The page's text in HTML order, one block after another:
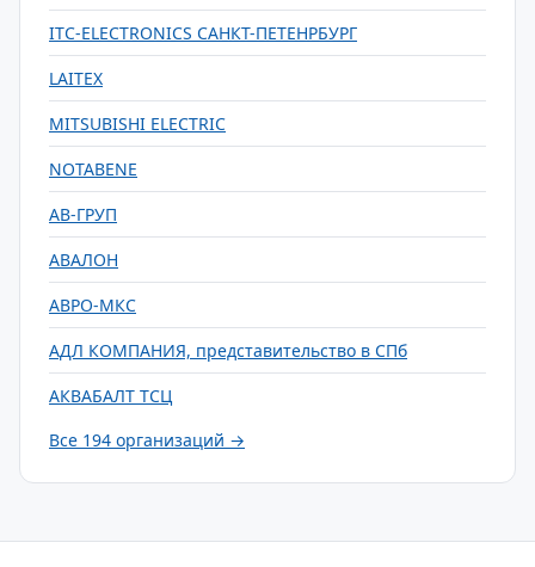
ITC-ELECTRONICS САНКТ-ПЕТЕНРБУРГ
LAITEX
MITSUBISHI ELECTRIC
NOTABENE
АВ-ГРУП
АВАЛОН
АВРО-МКС
АДЛ КОМПАНИЯ, представительство в СПб
АКВАБАЛТ ТСЦ
Все 194 организаций →